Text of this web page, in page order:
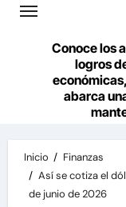
Conoce los
logros
abarca
Inicio
Finanzas
Así se cotiza el
de junio de 2026